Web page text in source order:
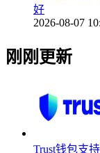
好
2026-08-07
刚刚更新
Trust钱包支